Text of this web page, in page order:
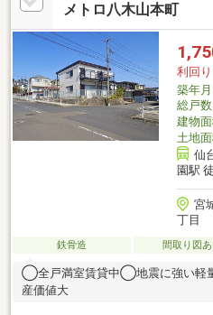
メトロ八木山本町
利回り
築年月
総戸数
建物
土地
仙
園駅
宮
丁目
鉄骨造 間取り図あ
◯全戸満室賃貸中◯地震に強い軽
産価値大